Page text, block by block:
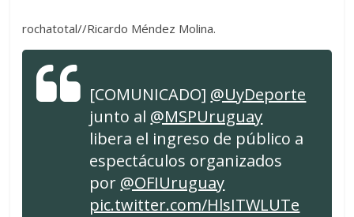
rochatotal//Ricardo Méndez Molina.
[COMUNICADO] @UyDeporte
junto al @MSPUruguay
libera el ingreso de público a
espectáculos organizados
por @OFIUruguay
pic.twitter.com/HlsITWLUTe